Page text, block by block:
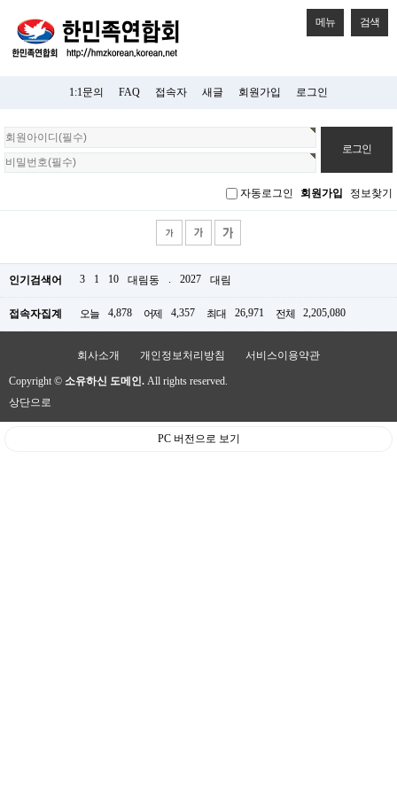
메뉴 검색
1:1문의 FAQ 접속자 새글 회원가입 로그인
회
원
로
자동로그인 회원가입 정보찾기
인기검색어 3 1 10 대림동 . 2027 대림
접속자집계 오늘 4,878 어제 4,357 최대 26,971 전체 2,205,080
회사소개 개인정보처리방침 서비스이용약관
Copyright © 소유하신 도메인. All rights reserved.
상단으로
PC 버전으로 보기